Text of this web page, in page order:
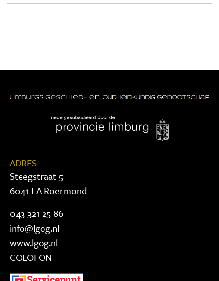
ADRES
Steegstraat 5
6041 EA Roermond
043 321 25 86
info@lgog.nl
www.lgog.nl
COLOFON